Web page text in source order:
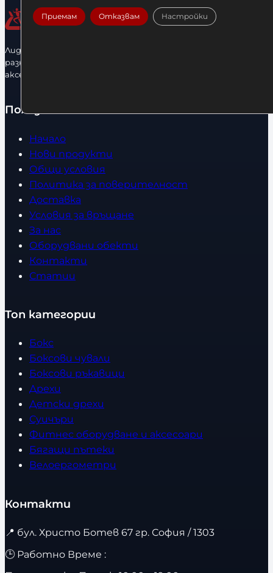
Лидерфитнес е водещ вносител и представител на голямо
разнообразие от бойна екипировка, фитнес уреди и
аксесоари.
Полезно
Начало
Нови продукти
Общи условия
Политика за поверителност
Доставка
Условия за връщане
За нас
Оборудвани обекти
Контакти
Статии
Топ категории
Бокс
Боксови чували
Боксови ръкавици
Дрехи
Детски дрехи
Суичъри
Фитнес оборудване и аксесоари
Бягащи пътеки
Велоергометри
Контакти
📍 бул. Христо Ботев 67 гр. София / 1303
🕒 Работно Време :
Приемам Отказвам Настройки